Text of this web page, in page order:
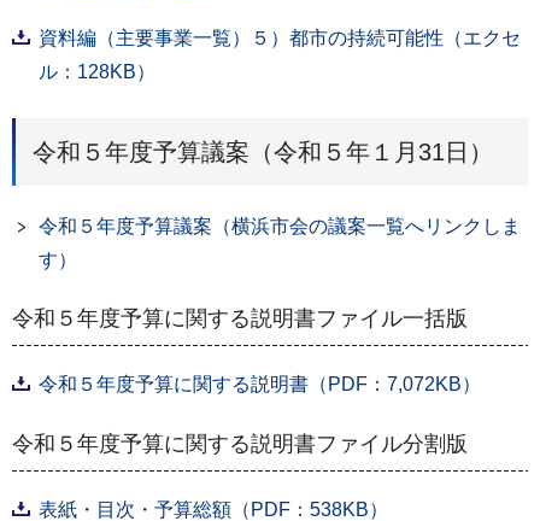
資料編（主要事業一覧）５）都市の持続可能性（エクセ
ル：128KB）
令和５年度予算議案（令和５年１月31日）
令和５年度予算議案（横浜市会の議案一覧へリンクしま
す）
令和５年度予算に関する説明書ファイル一括版
令和５年度予算に関する説明書（PDF：7,072KB）
令和５年度予算に関する説明書ファイル分割版
表紙・目次・予算総額（PDF：538KB）